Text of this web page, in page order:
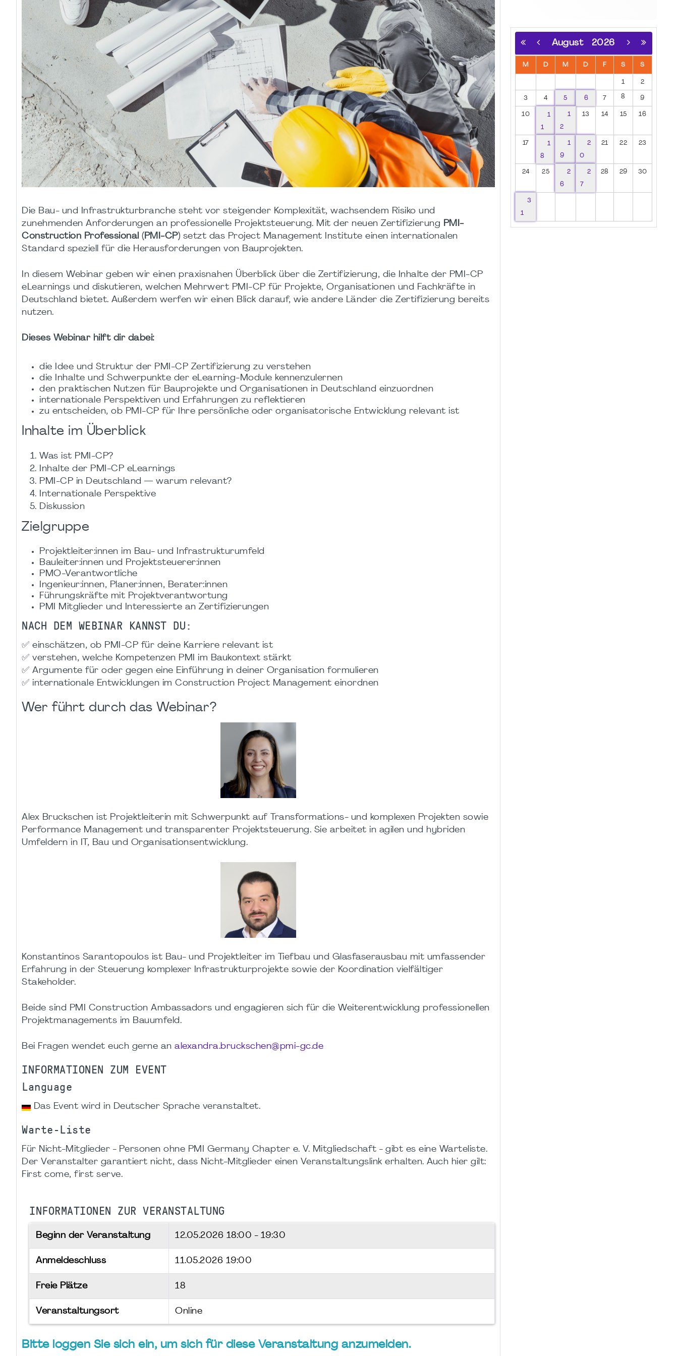
Die Bau- und Infrastrukturbranche steht vor steigender Komplexität, wachsendem Risiko und
zunehmenden Anforderungen an professionelle Projektsteuerung. Mit der neuen Zertifizierung PMI-
Construction Professional (PMI-CP) setzt das Project Management Institute einen internationalen
Standard speziell für die Herausforderungen von Bauprojekten.
In diesem Webinar geben wir einen praxisnahen Überblick über die Zertifizierung, die Inhalte der PMI-CP
eLearnings und diskutieren, welchen Mehrwert PMI-CP für Projekte, Organisationen und Fachkräfte in
Deutschland bietet. Außerdem werfen wir einen Blick darauf, wie andere Länder die Zertifizierung bereits
nutzen.
Dieses Webinar hilft dir dabei:
die Idee und Struktur der PMI-CP Zertifizierung zu verstehen
die Inhalte und Schwerpunkte der eLearning-Module kennenzulernen
den praktischen Nutzen für Bauprojekte und Organisationen in Deutschland einzuordnen
internationale Perspektiven und Erfahrungen zu reflektieren
zu entscheiden, ob PMI-CP für Ihre persönliche oder organisatorische Entwicklung relevant ist
Inhalte im Überblick
Was ist PMI-CP?
Inhalte der PMI-CP eLearnings
PMI-CP in Deutschland — warum relevant?
Internationale Perspektive
Diskussion
Zielgruppe
Projektleiter:innen im Bau- und Infrastrukturumfeld
Bauleiter:innen und Projektsteuerer:innen
PMO-Verantwortliche
Ingenieur:innen, Planer:innen, Berater:innen
Führungskräfte mit Projektverantwortung
PMI Mitglieder und Interessierte an Zertifizierungen
NACH DEM WEBINAR KANNST DU:
✅ einschätzen, ob PMI-CP für deine Karriere relevant ist
✅ verstehen, welche Kompetenzen PMI im Baukontext stärkt
✅ Argumente für oder gegen eine Einführung in deiner Organisation formulieren
✅ internationale Entwicklungen im Construction Project Management einordnen
Wer führt durch das Webinar?
Alex Bruckschen ist Projektleiterin mit Schwerpunkt auf Transformations- und komplexen Projekten sowie
Performance Management und transparenter Projektsteuerung. Sie arbeitet in agilen und hybriden
Umfeldern in IT, Bau und Organisationsentwicklung.
Konstantinos Sarantopoulos ist Bau- und Projektleiter im Tiefbau und Glasfaserausbau mit umfassender
Erfahrung in der Steuerung komplexer Infrastrukturprojekte sowie der Koordination vielfältiger
Stakeholder.
Beide sind PMI Construction Ambassadors und engagieren sich für die Weiterentwicklung professionellen
Projektmanagements im Bauumfeld.
Bei Fragen wendet euch gerne an alexandra.bruckschen@pmi-gc.de
INFORMATIONEN ZUM EVENT
Language
Das Event wird in Deutscher Sprache veranstaltet.
Warte-Liste
Für Nicht-Mitglieder - Personen ohne PMI Germany Chapter e. V. Mitgliedschaft - gibt es eine Warteliste.
Der Veranstalter garantiert nicht, dass Nicht-Mitglieder einen Veranstaltungslink erhalten. Auch hier gilt:
First come, first serve.
INFORMATIONEN ZUR VERANSTALTUNG
Beginn der Veranstaltung 12.05.2026 18:00 - 19:30
Anmeldeschluss 11.05.2026 19:00
Freie Plätze 18
Veranstaltungsort Online
Bitte loggen Sie sich ein, um sich für diese Veranstaltung anzumelden.
August 2026
M D M D F S S
1 2
3 4 5 6 7 8 9
10
1
1
1
2
13 14 15 16
17
1
8
1
9
2
0
21 22 23
24 25
2
6
2
7
28 29 30
3
1